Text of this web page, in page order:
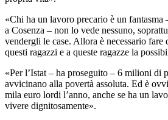
«Chi ha un lavoro precario è un fantasma
a Cosenza – non lo vede nessuno,
vendergli le case. Allora è necessario fare
questi ragazzi e a queste ragazze la
«Per l’Istat – ha proseguito – 6 milioni di
avvicinano alla povertà assoluta. Ed è
mila euro lordi l’anno, anche se ha un
vivere dignitosamente».